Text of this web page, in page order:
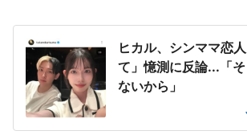
ヒカル、シンママ恋
て」憶測に反論...「
ないから」